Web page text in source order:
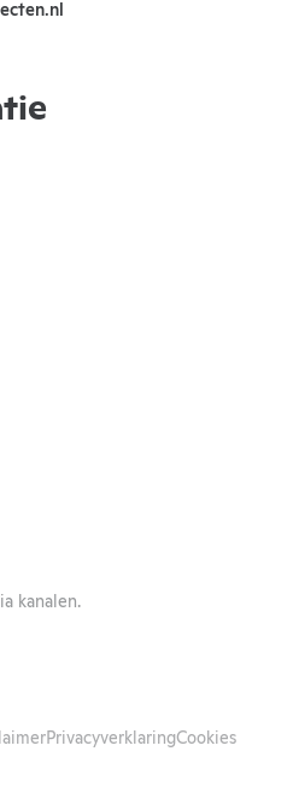
kanalen.
PrivacyverklaringCookies